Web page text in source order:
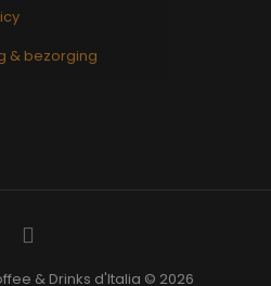
& bezorging
& Drinks d'Italia © 2026